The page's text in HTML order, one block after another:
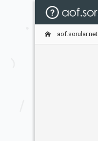
aof.sorular.net